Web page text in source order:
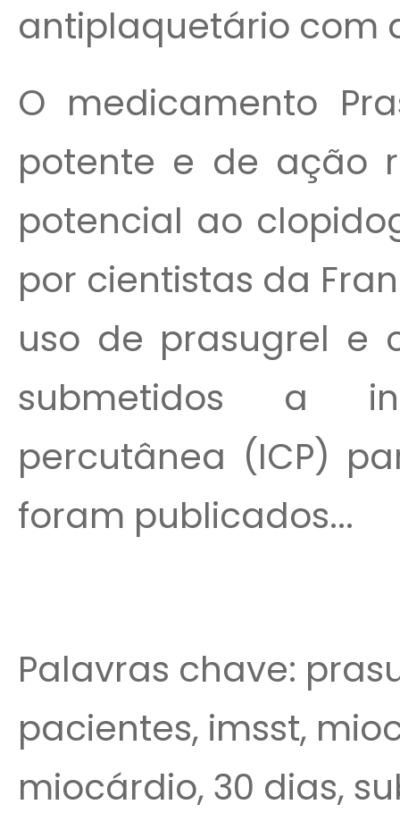
antiplaquetário com
O medicamento
potente e de ação
potencial ao
por cientistas da
uso de prasugrel e
submetidos a
percutânea (ICP)
foram publicados...
Palavras chave:
pacientes, imsst,
miocárdio, 30 dias,